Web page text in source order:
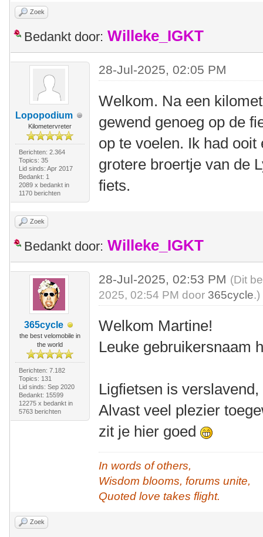
Zoek
Bedankt door: Willeke_IGKT
Lopopodium
Kilometervreter
Berichten: 2.364
Topics: 35
Lid sinds: Apr 2017
Bedankt: 1
2089 x bedankt in
1170 berichten
28-Jul-2025, 02:05 PM
Welkom. Na een
gewend genoeg op de
op te voelen. Ik had
grotere broertje van de
fiets.
Zoek
Bedankt door: Willeke_IGKT
365cycle
the best velomobile in
the world
Berichten: 7.182
Topics: 131
Lid sinds: Sep 2020
Bedankt: 15599
12275 x bedankt in
5763 berichten
28-Jul-2025, 02:53 PM (Dit
2025, 02:54 PM door 365cycle.)
Welkom Martine!
Leuke gebruikersnaam
Ligfietsen is
Alvast veel plezier
zit je hier goed
In words of others,
Wisdom blooms, forums unite,
Quoted love takes flight.
Zoek